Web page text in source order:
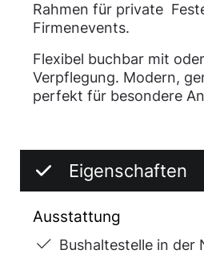
Rahmen für private
Firmenevents.
Flexibel buchbar mit
Verpflegung. Modern,
perfekt für besondere
Eigenschaften
Ausstattung
Bushaltestelle in der